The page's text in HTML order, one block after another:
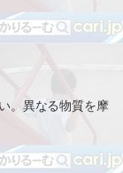
。異なる物質を摩